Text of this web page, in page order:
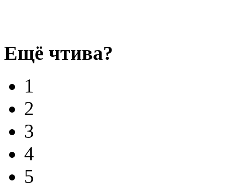
Ещё чтива?
1
2
3
4
5